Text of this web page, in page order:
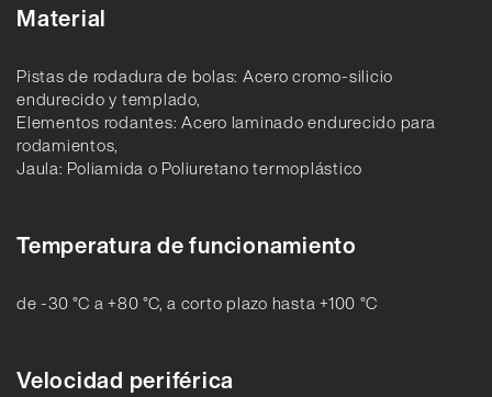
Material
Pistas de rodadura de bolas: Acero cromo-silicio
endurecido y templado,
Elementos rodantes: Acero laminado endurecido para
rodamientos,
Jaula: Poliamida o Poliuretano termoplástico
Temperatura de funcionamiento
de -30 °C a +80 °C, a corto plazo hasta +100 °C
Velocidad periférica